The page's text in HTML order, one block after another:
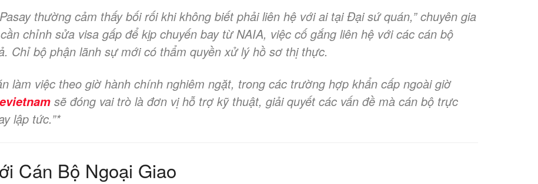
thường cảm thấy bối rối khi không biết phải liên hệ với ai tại Đại sứ quán,”chuyên gia
chỉnh sửa visa gấp để kịp chuyến bay từ NAIA, việc cố gắng liên hệ với các cán bộ
Chỉ bộ phận lãnh sự mới có thẩm quyền xử lý hồ sơ thị thực.
làm việc theo giờ hành chính nghiêm ngặt, trong các trường hợp khẩn cấp ngoài giờ
sẽ đóng vai trò là đơn vị hỗ trợ kỹ thuật, giải quyết các vấn đề mà cán bộ trực
lập tức.”*
Cán Bộ Ngoại Giao